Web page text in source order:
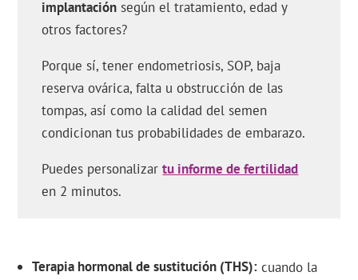
implantación según el tratamiento, edad y
otros factores?
Porque sí, tener endometriosis, SOP, baja
reserva ovárica, falta u obstrucción de las
tompas, así como la calidad del semen
condicionan tus probabilidades de embarazo.
Puedes personalizartu informe de fertilidad
en 2 minutos.
Terapia hormonal de sustitución (THS) cuando la